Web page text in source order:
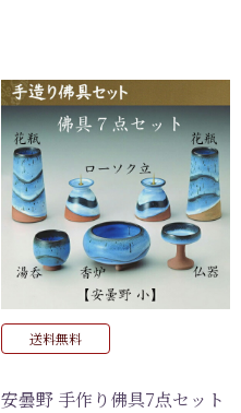
送料無料
安曇野 手作り佛具7点セット